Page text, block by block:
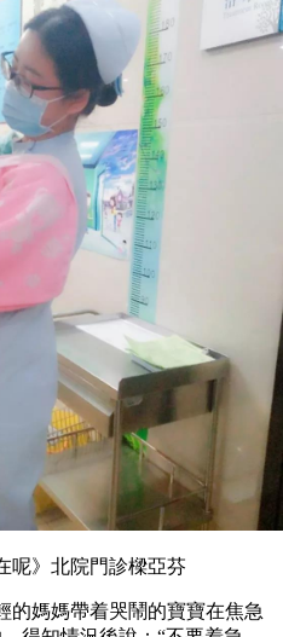
呢》北院門診樑亞芬
媽媽帶着哭鬧的寶寶在焦急